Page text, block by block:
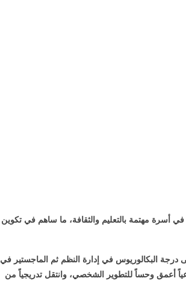
الشقيري في جدة بالمملكة العربية السعودية عام 1973. نشأ في أسرة مهتمة بالتعليم والثقافة، ما ساهم في تكوين
درجة البكالوريوس في إدارة النظم ثم الماجستير في
أعمق وحساً للتطوير الشخصي، وانتقل تدريجياً من